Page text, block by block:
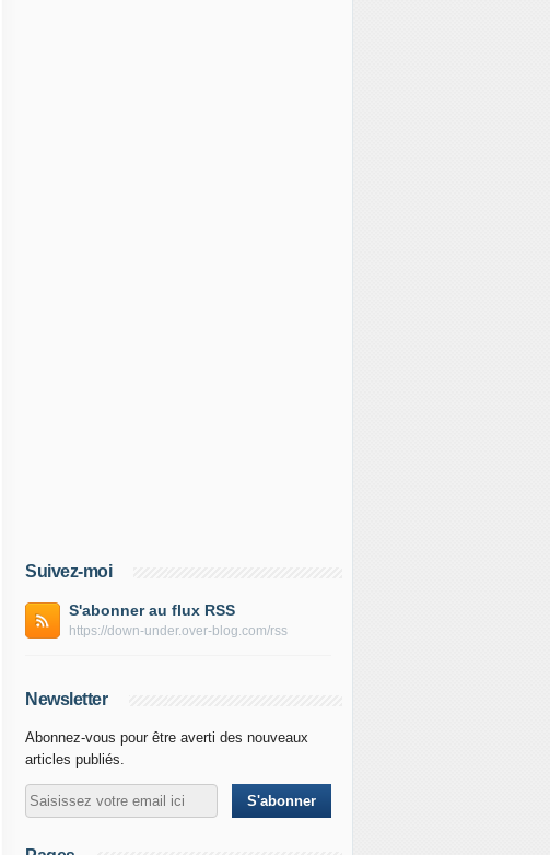
Suivez-moi
S'abonner au flux RSS
https://down-under.over-blog.com/rss
Newsletter
Abonnez-vous pour être averti des nouveaux
articles publiés.